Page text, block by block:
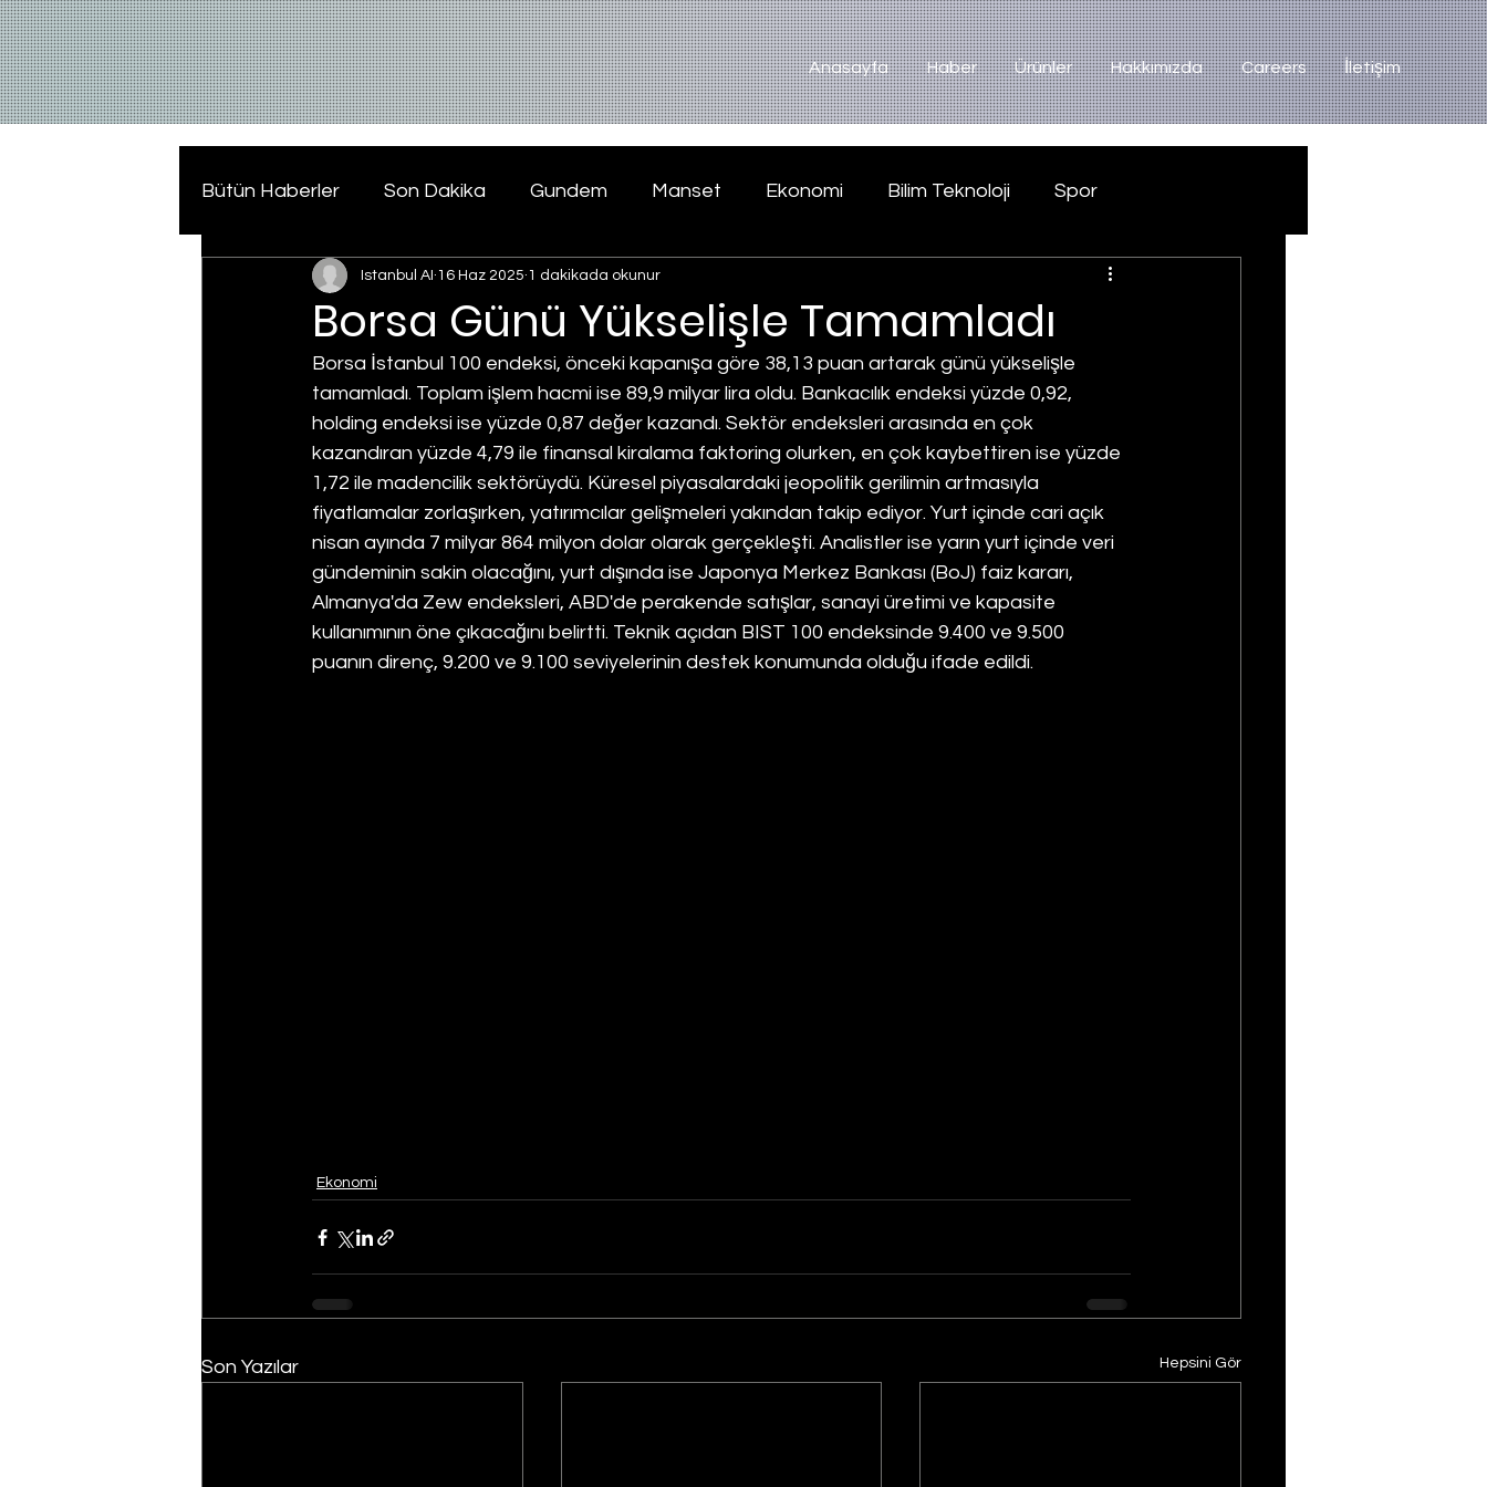
Anasayfa Haber Ürünler Hakkımızda Careers İletişim
Bütün Haberler Son Dakika Gundem Manset Ekonomi Bilim Teknoloji Spor
Borsa Günü Yükselişle Tamamladı
Istanbul AI 16 Haz 2025 1 dakikada okunur
Borsa İstanbul 100 endeksi, önceki kapanışa göre 38,13 puan artarak günü yükselişle
tamamladı. Toplam işlem hacmi ise 89,9 milyar lira oldu. Bankacılık endeksi yüzde 0,92,
holding endeksi ise yüzde 0,87 değer kazandı. Sektör endeksleri arasında en çok
kazandıran yüzde 4,79 ile finansal kiralama faktoring olurken, en çok kaybettiren ise yüzde
1,72 ile madencilik sektörüydü. Küresel piyasalardaki jeopolitik gerilimin artmasıyla
fiyatlamalar zorlaşırken, yatırımcılar gelişmeleri yakından takip ediyor. Yurt içinde cari açık
nisan ayında 7 milyar 864 milyon dolar olarak gerçekleşti. Analistler ise yarın yurt içinde veri
gündeminin sakin olacağını, yurt dışında ise Japonya Merkez Bankası (BoJ) faiz kararı,
Almanya'da Zew endeksleri, ABD'de perakende satışlar, sanayi üretimi ve kapasite
kullanımının öne çıkacağını belirtti. Teknik açıdan BIST 100 endeksinde 9.400 ve 9.500
puanın direnç, 9.200 ve 9.100 seviyelerinin destek konumunda olduğu ifade edildi.
Ekonomi
Son Yazılar Hepsini Gör